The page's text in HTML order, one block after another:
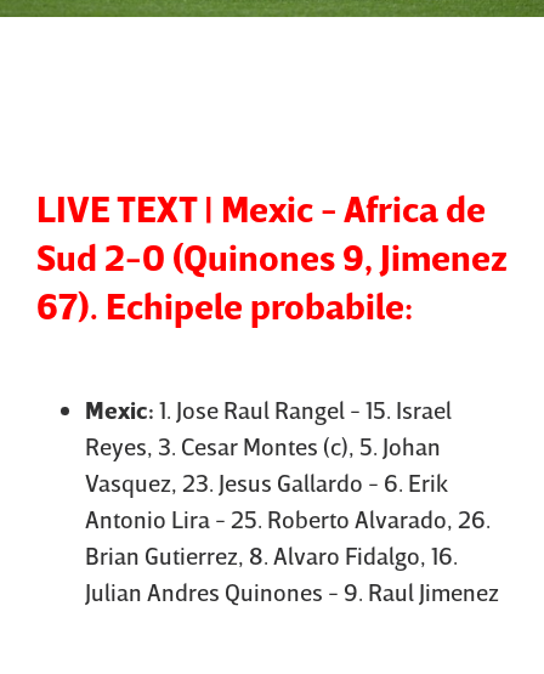
LIVE TEXT | Mexic - Africa de
Sud 2-0 (Quinones 9, Jimenez
67). Echipele probabile:
Mexic: 1. Jose Raul Rangel - 15. Israel
Reyes, 3. Cesar Montes (c), 5. Johan
Vasquez, 23. Jesus Gallardo - 6. Erik
Antonio Lira - 25. Roberto Alvarado, 26.
Brian Gutierrez, 8. Alvaro Fidalgo, 16.
Julian Andres Quinones - 9. Raul Jimenez